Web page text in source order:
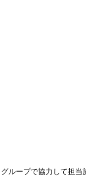
ループで協力して担